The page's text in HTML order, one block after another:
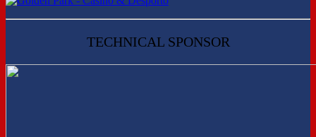
TECHNICAL SPONSOR